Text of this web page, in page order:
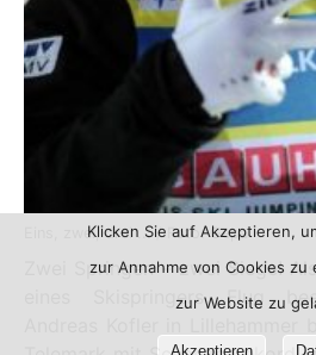
Eins, zwei, drei ... / Foto: Gepa
Zwei Springen – zwei Siege!
eines Skispringers Flug
Klicken Sie auf Akzeptieren,
zur Annahme von Cookies
zur Website zu
Akzeptieren